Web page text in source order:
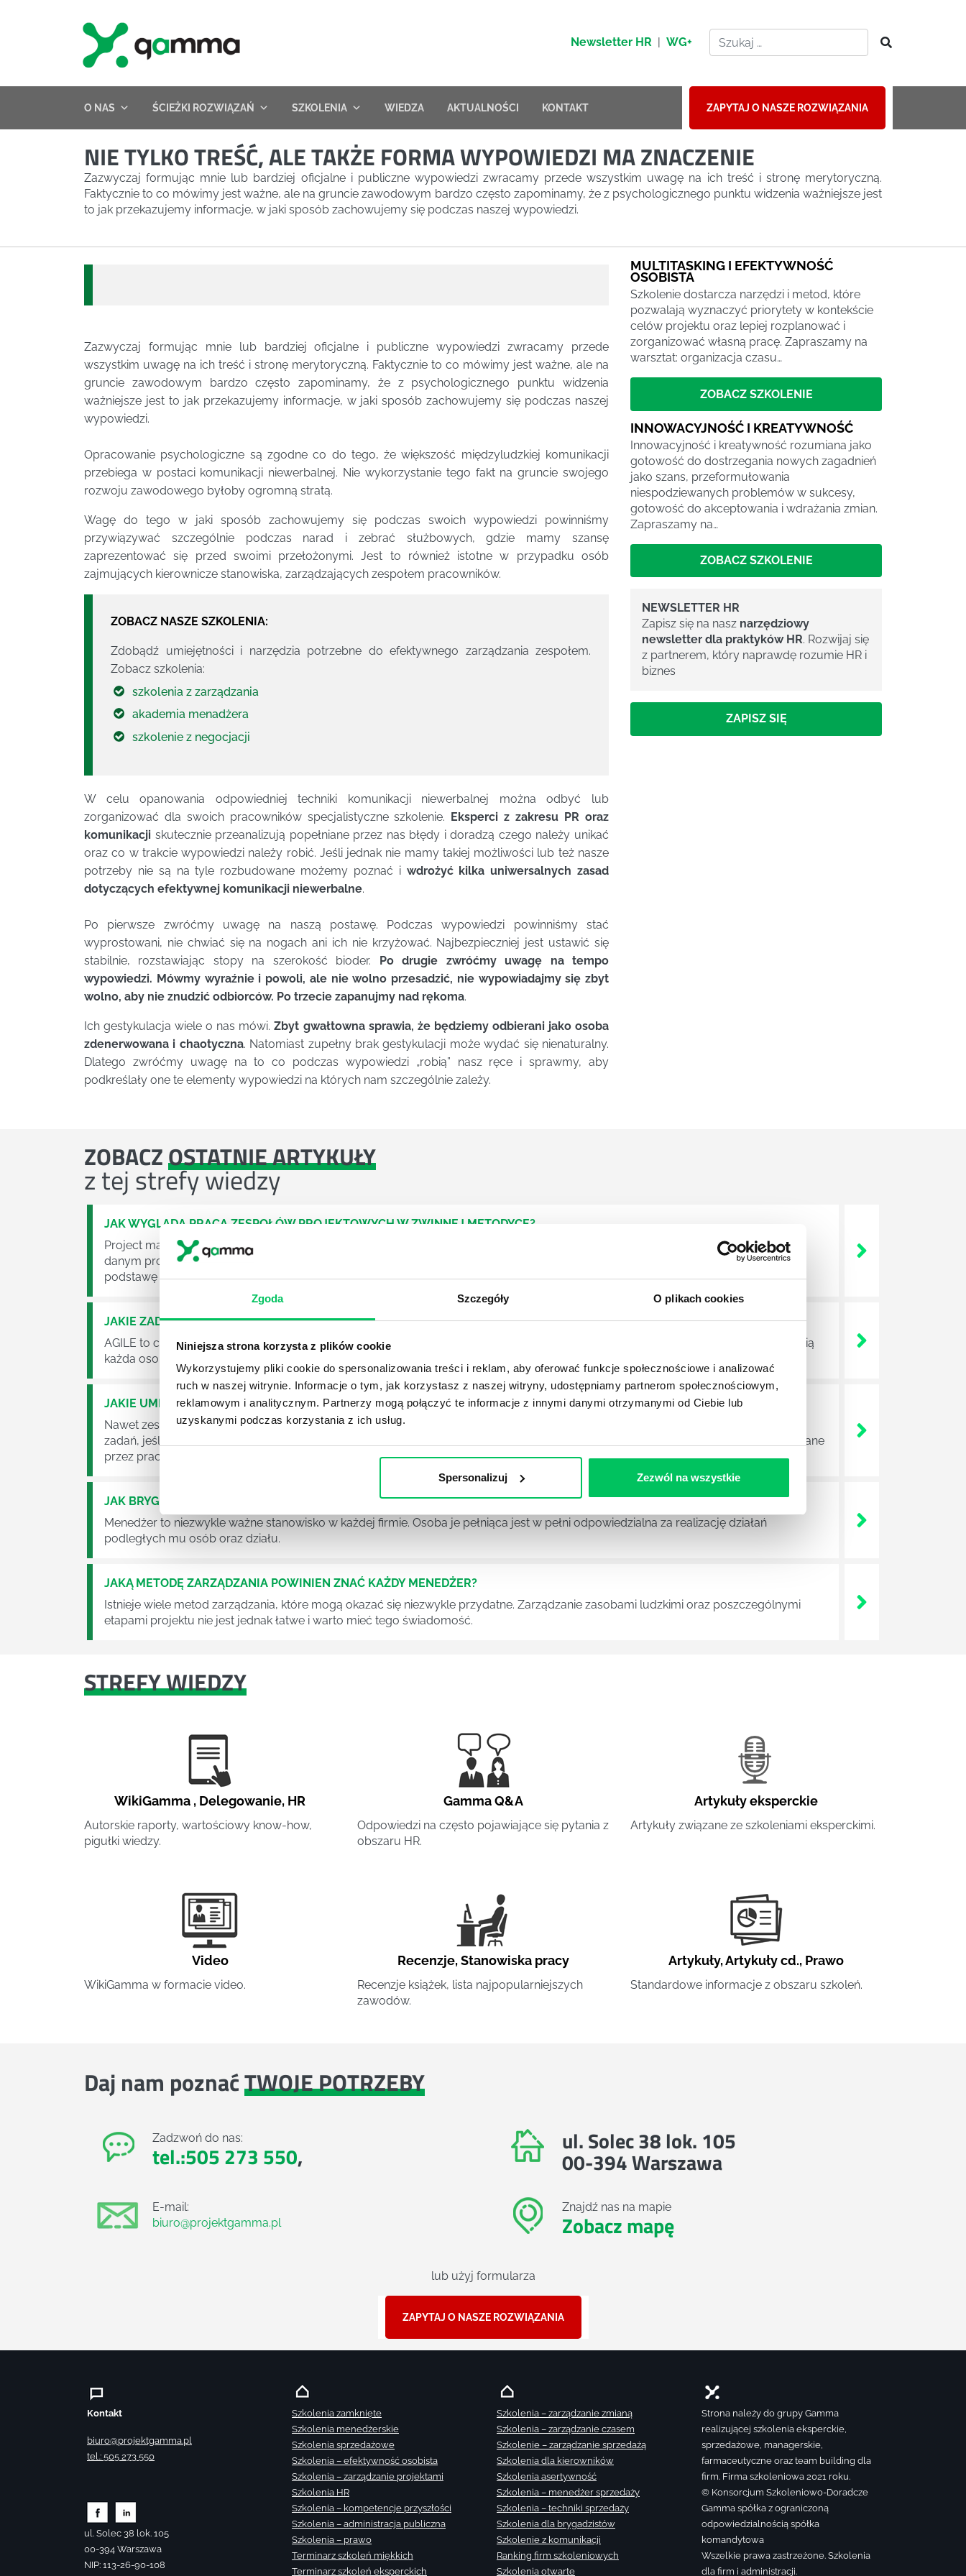
Zgoda Szczegóły O plikach cookies
Niniejsza strona korzysta z plików cookie
Wykorzystujemy pliki cookie do spersonalizowania treści i reklam, aby oferować funkcje społecznościowe i analizować
ruch w naszej witrynie. Informacje o tym, jak korzystasz z naszej witryny, udostępniamy partnerom społecznościowym,
reklamowym i analitycznym. Partnerzy mogą połączyć te informacje z innymi danymi otrzymanymi od Ciebie lub
uzyskanymi podczas korzystania z ich usług.
Spersonalizuj Zezwól na wszystkie
Newsletter HR | WG+
O NAS ŚCIEŻKI ROZWIĄZAŃ SZKOLENIA WIEDZA AKTUALNOŚCI KONTAKT ZAPYTAJ O NASZE ROZWIĄZANIA
NIE TYLKO TREŚĆ, ALE TAKŻE FORMA WYPOWIEDZI MA ZNACZENIE
Zazwyczaj formując mnie lub bardziej oficjalne i publiczne wypowiedzi zwracamy przede wszystkim uwagę na ich treść i stronę merytoryczną.
Faktycznie to co mówimy jest ważne, ale na gruncie zawodowym bardzo często zapominamy, że z psychologicznego punktu widzenia ważniejsze jest
to jak przekazujemy informacje, w jaki sposób zachowujemy się podczas naszej wypowiedzi.
Zazwyczaj formując mnie lub bardziej oficjalne i publiczne wypowiedzi zwracamy przede
wszystkim uwagę na ich treść i stronę merytoryczną. Faktycznie to co mówimy jest ważne, ale na
gruncie zawodowym bardzo często zapominamy, że z psychologicznego punktu widzenia
ważniejsze jest to jak przekazujemy informacje, w jaki sposób zachowujemy się podczas naszej
wypowiedzi.
Opracowanie psychologiczne są zgodne co do tego, że większość międzyludzkiej komunikacji
przebiega w postaci komunikacji niewerbalnej. Nie wykorzystanie tego fakt na gruncie swojego
rozwoju zawodowego byłoby ogromną stratą.
Wagę do tego w jaki sposób zachowujemy się podczas swoich wypowiedzi powinniśmy
przywiązywać szczególnie podczas narad i zebrać służbowych, gdzie mamy szansę
zaprezentować się przed swoimi przełożonymi. Jest to również istotne w przypadku osób
zajmujących kierownicze stanowiska, zarządzających zespołem pracowników.
ZOBACZ NASZE SZKOLENIA:
Zdobądź umiejętności i narzędzia potrzebne do efektywnego zarządzania zespołem.
Zobacz szkolenia:
szkolenia z zarządzania
akademia menadżera
szkolenie z negocjacji
W celu opanowania odpowiedniej techniki komunikacji niewerbalnej można odbyć lub
zorganizować dla swoich pracowników specjalistyczne szkolenie. Eksperci z zakresu PR oraz
komunikacji skutecznie przeanalizują popełniane przez nas błędy i doradzą czego należy unikać
oraz co w trakcie wypowiedzi należy robić. Jeśli jednak nie mamy takiej możliwości lub też nasze
potrzeby nie są na tyle rozbudowane możemy poznać i wdrożyć kilka uniwersalnych zasad
dotyczących efektywnej komunikacji niewerbalne.
Po pierwsze zwróćmy uwagę na naszą postawę. Podczas wypowiedzi powinniśmy stać
wyprostowani, nie chwiać się na nogach ani ich nie krzyżować. Najbezpieczniej jest ustawić się
stabilnie, rozstawiając stopy na szerokość bioder. Po drugie zwróćmy uwagę na tempo
wypowiedzi. Mówmy wyraźnie i powoli, ale nie wolno przesadzić, nie wypowiadajmy się zbyt
wolno, aby nie znudzić odbiorców. Po trzecie zapanujmy nad rękoma.
Ich gestykulacja wiele o nas mówi.Zbyt gwałtowna sprawia, że będziemy odbierani jako osoba
zdenerwowana i chaotyczna. Natomiast zupełny brak gestykulacji może wydać się nienaturalny.
Dlatego zwróćmy uwagę na to co podczas wypowiedzi „robią” nasz ręce i sprawmy, aby
podkreślały one te elementy wypowiedzi na których nam szczególnie zależy.
MULTITASKING I EFEKTYWNOŚĆ
OSOBISTA
Szkolenie dostarcza narzędzi i metod, które
pozwalają wyznaczyć priorytety w kontekście
celów projektu oraz lepiej rozplanować i
zorganizować własną pracę. Zapraszamy na
warsztat: organizacja czasu…
ZOBACZ SZKOLENIE
INNOWACYJNOŚĆ I KREATYWNOŚĆ
Innowacyjność i kreatywność rozumiana jako
gotowość do dostrzegania nowych zagadnień
jako szans, przeformułowania
niespodziewanych problemów w sukcesy,
gotowość do akceptowania i wdrażania zmian.
Zapraszamy na…
ZOBACZ SZKOLENIE
NEWSLETTER HR
Zapisz się na nasz narzędziowy
newsletter dla praktyków HR. Rozwijaj się
z partnerem, który naprawdę rozumie HR i
biznes
ZAPISZ SIĘ
ZOBACZOSTATNIE ARTYKUŁY
z tej strefy wiedzy
JAK WYGLĄDA PRACA ZESPOŁÓW PROJEKTOWYCH W ZWINNEJ METODYCE?
Project management (czyli zarządzanie projektami) to szereg czynności mających na celu zrealizowanie wszystkich związanych z
danym projektem założeń. Zajmują się nim osoby wchodzące w skład specjalnych zespołów projektowych, a ich praca stanowi
podstawę działalności wielu przedsiębiorstw.
JAKIE ZADANIA MUSZĄ ZREALIZOWAĆ PRACOWNICY ZESPOŁU PROJEKTOWEGO?
AGILE to coraz popularniejsze w każdej większej (i mniejszej) firmie pojęcie związane z realizacją projektów biznesowych. Z pewnością
każda osoba zatrudniona w takim miejscu choć raz się z nim spotkała.
JAKIE UMIEJĘTNOŚCI MENEDŻERSKIE POWINIEN MIEĆ BRYGADZISTA?
Nawet zespół złożony z doskonale wykształconych i kompetentnych pracowników nie będzie w stanie sprawnie realizować swoich
zadań, jeśli zabraknie w nim odpowiedniego kierownictwa. Zawsze niezbędna jest osoba nadzorująca wszystkie czynności wykonywane
przez pracowników.
JAK BRYGADZISTA MOŻE ROZWINĄĆ SWOJE KOMPETENCJE MENEDŻERSKIE?
Menedżer to niezwykle ważne stanowisko w każdej firmie. Osoba je pełniąca jest w pełni odpowiedzialna za realizację działań
podległych mu osób oraz działu.
JAKĄ METODĘ ZARZĄDZANIA POWINIEN ZNAĆ KAŻDY MENEDŻER?
Istnieje wiele metod zarządzania, które mogą okazać się niezwykle przydatne. Zarządzanie zasobami ludzkimi oraz poszczególnymi
etapami projektu nie jest jednak łatwe i warto mieć tego świadomość.
STREFY WIEDZY
WikiGamma , Delegowanie, HR
Autorskie raporty, wartościowy know-how,
pigułki wiedzy.
Gamma Q&A
Odpowiedzi na często pojawiające się pytania z
obszaru HR.
Artykuły eksperckie
Artykuły związane ze szkoleniami eksperckimi.
Video
WikiGamma w formacie video.
Recenzje,Stanowiska pracy
Recenzje książek, lista najpopularniejszych
zawodów.
Artykuły,Artykuły cd., Prawo
Standardowe informacje z obszaru szkoleń.
Daj nam poznaćTWOJE POTRZEBY
Zadzwoń do nas:
tel.:505 273 550,
E-mail:
biuro@projektgamma.pl
ul. Solec 38 lok. 105
00-394 Warszawa
Znajdź nas na mapie
Zobacz mapę
lub użyj formularza
ZAPYTAJ O NASZE ROZWIĄZANIA
Kontakt
biuro@projektgamma.pl
tel.: 505 273 550
ul. Solec 38 lok. 105
00-394 Warszawa
NIP: 113-26-90-108
Szkolenia zamknięte
Szkolenia menedżerskie
Szkolenia sprzedażowe
Szkolenia – efektywność osobista
Szkolenia – zarządzanie projektami
Szkolenia HR
Szkolenia – kompetencje przyszłości
Szkolenia – administracja publiczna
Szkolenia – prawo
Terminarz szkoleń miękkich
Terminarz szkoleń eksperckich
Szkolenia – zarządzanie zmianą
Szkolenia – zarządzanie czasem
Szkolenie – zarządzanie sprzedażą
Szkolenia dla kierowników
Szkolenia asertywność
Szkolenia – menedżer sprzedaży
Szkolenia – techniki sprzedaży
Szkolenia dla brygadzistów
Szkolenie z komunikacji
Ranking firm szkoleniowych
Szkolenia otwarte
Strona należy do grupy Gamma
realizującej szkolenia eksperckie,
sprzedażowe, managerskie,
farmaceutyczne oraz team building dla
firm. Firma szkoleniowa 2021 roku.
© Konsorcjum Szkoleniowo-Doradcze
Gamma spółka z ograniczoną
odpowiedzialnością spółka
komandytowa
Wszelkie prawa zastrzeżone. Szkolenia
dla firm i administracji.